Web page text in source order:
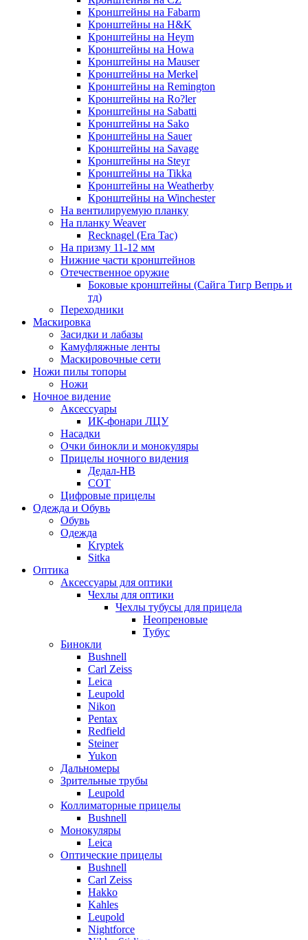
Кронштейны на Fabarm
Кронштейны на H&K
Кронштейны на Heym
Кронштейны на Howa
Кронштейны на Mauser
Кронштейны на Merkel
Кронштейны на Remington
Кронштейны на Ro?ler
Кронштейны на Sabatti
Кронштейны на Sako
Кронштейны на Sauer
Кронштейны на Savage
Кронштейны на Steyr
Кронштейны на Tikka
Кронштейны на Weatherby
Кронштейны на Winchester
На вентилируемую планку
На планку Weaver
Recknagel (Era Tac)
На призму 11-12 мм
Нижние части кронштейнов
Отечественное оружие
Боковые кронштейны (Сайга Тигр Вепрь и
тд)
Переходники
Маскировка
Засидки и лабазы
Камуфляжные ленты
Маскировочные сети
Ножи пилы топоры
Ножи
Ночное видение
Аксессуары
ИК-фонари ЛЦУ
Насадки
Очки бинокли и монокуляры
Прицелы ночного видения
Дедал-НВ
СОТ
Цифровые прицелы
Одежда и Обувь
Обувь
Одежда
Kryptek
Sitka
Оптика
Аксессуары для оптики
Чехлы для оптики
Чехлы тубусы для прицела
Неопреновые
Тубус
Бинокли
Bushnell
Carl Zeiss
Leica
Leupold
Nikon
Pentax
Redfield
Steiner
Yukon
Дальномеры
Зрительные трубы
Leupold
Коллиматорные прицелы
Bushnell
Монокуляры
Leica
Оптические прицелы
Bushnell
Carl Zeiss
Hakko
Kahles
Leupold
Nightforce